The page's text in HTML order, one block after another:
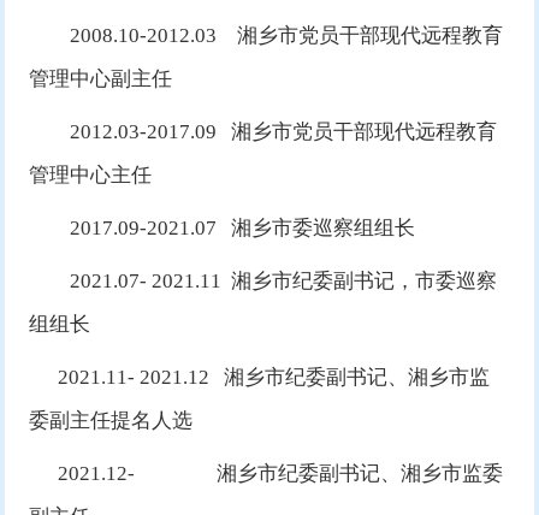
2008.10-2012.03 湘乡市党员干部现代远程教育
管理中心副主任
2012.03-2017.09 湘乡市党员干部现代远程教育
管理中心主任
2017.09-2021.07 湘乡市委巡察组组长
2021.07- 2021.11 湘乡市纪委副书记，市委巡察
组组长
2021.11- 2021.12 湘乡市纪委副书记、湘乡市监
委副主任提名人选
2021.12- 湘乡市纪委副书记、湘乡市监委